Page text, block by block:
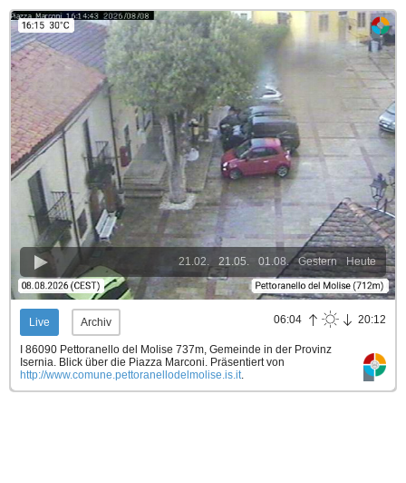
Heute
Gestern
01.08.
21.05.
21.02.
Live Archiv 06:04 20:12
I 86090 Pettoranello del Molise 737m, Gemeinde in der Provinz
Isernia. Blick über die Piazza Marconi. Präsentiert von
http://www.comune.pettoranellodelmolise.is.it.